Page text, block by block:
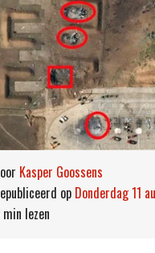
door Kasper Goossens
gepubliceerd op donderdag 11
min lezen